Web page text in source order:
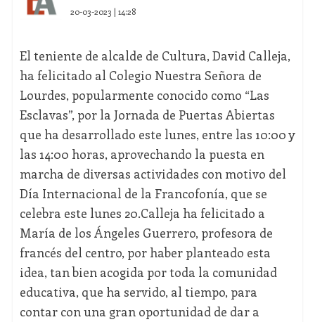
20-03-2023 | 14:28
El teniente de alcalde de Cultura, David Calleja,
ha felicitado al Colegio Nuestra Señora de
Lourdes, popularmente conocido como “Las
Esclavas”, por la Jornada de Puertas Abiertas
que ha desarrollado este lunes, entre las 10:00 y
las 14:00 horas, aprovechando la puesta en
marcha de diversas actividades con motivo del
Día Internacional de la Francofonía, que se
celebra este lunes 20.Calleja ha felicitado a
María de los Ángeles Guerrero, profesora de
francés del centro, por haber planteado esta
idea, tan bien acogida por toda la comunidad
educativa, que ha servido, al tiempo, para
contar con una gran oportunidad de dar a